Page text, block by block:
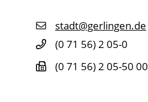
stadt@gerlingen.de
(0 71 56) 2 05-0
(0 71 56) 2 05-50 00